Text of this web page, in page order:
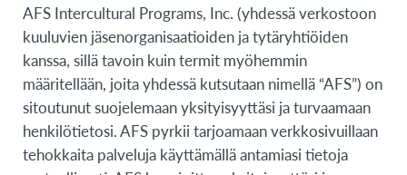
AFS Intercultural Programs, Inc. (yhdessä verkostoon
kuuluvien jäsenorganisaatioiden ja tytäryhtiöiden
kanssa, sillä tavoin kuin termit myöhemmin
määritellään, joita yhdessä kutsutaan nimellä “AFS”) on
sitoutunut suojelemaan yksityisyyttäsi ja turvaamaan
henkilötietosi. AFS pyrkii tarjoamaan verkkosivuillaan
tehokkaita palveluja käyttämällä antamiasi tietoja